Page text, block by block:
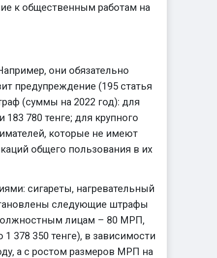
к общественным работам на
они обязательно
предупреждение (195 статья
(суммы на 2022 год): для
780 тенге; для крупного
которые не имеют
общего пользования в их
сигареты, нагревательный
следующие штрафы
лицам – 80 МРП,
378 350 тенге), в зависимости
а с ростом размеров МРП на